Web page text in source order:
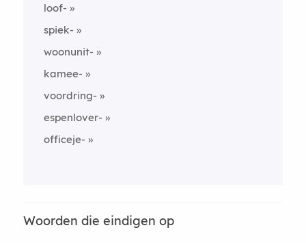
loof-
spiek-
woonunit-
kamee-
voordring-
espenlover-
officeje-
Woorden die eindigen op